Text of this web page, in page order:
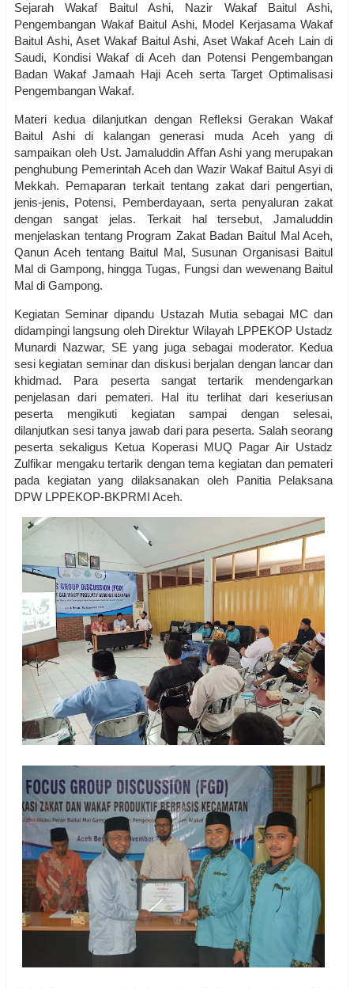
Sejarah Wakaf Baitul Ashi, Nazir Wakaf Baitul Ashi,
Pengembangan Wakaf Baitul Ashi, Model Kerjasama Wakaf
Baitul Ashi, Aset Wakaf Baitul Ashi, Aset Wakaf Aceh Lain di
Saudi, Kondisi Wakaf di Aceh dan Potensi Pengembangan
Badan Wakaf Jamaah Haji Aceh serta Target Optimalisasi
Pengembangan Wakaf.
Materi kedua dilanjutkan dengan Reﬂeksi Gerakan Wakaf
Baitul Ashi di kalangan generasi muda Aceh yang di
sampaikan oleh Ust. Jamaluddin Aﬀan Ashi yang merupakan
penghubung Pemerintah Aceh dan Wazir Wakaf Baitul Asyi di
Mekkah. Pemaparan terkait tentang zakat dari pengertian,
jenis-jenis, Potensi, Pemberdayaan, serta penyaluran zakat
dengan sangat jelas. Terkait hal tersebut, Jamaluddin
menjelaskan tentang Program Zakat Badan Baitul Mal Aceh,
Qanun Aceh tentang Baitul Mal, Susunan Organisasi Baitul
Mal di Gampong, hingga Tugas, Fungsi dan wewenang Baitul
Mal di Gampong.
Kegiatan Seminar dipandu Ustazah Mutia sebagai MC dan
didampingi langsung oleh Direktur Wilayah LPPEKOP Ustadz
Munardi Nazwar, SE yang juga sebagai moderator. Kedua
sesi kegiatan seminar dan diskusi berjalan dengan lancar dan
khidmad. Para peserta sangat tertarik mendengarkan
penjelasan dari pemateri. Hal itu terlihat dari keseriusan
peserta mengikuti kegiatan sampai dengan selesai,
dilanjutkan sesi tanya jawab dari para peserta. Salah seorang
peserta sekaligus Ketua Koperasi MUQ Pagar Air Ustadz
Zulfikar mengaku tertarik dengan tema kegiatan dan pemateri
pada kegiatan yang dilaksanakan oleh Panitia Pelaksana
DPW LPPEKOP-BKPRMI Aceh.